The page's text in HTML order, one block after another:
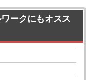
ークにもオスス